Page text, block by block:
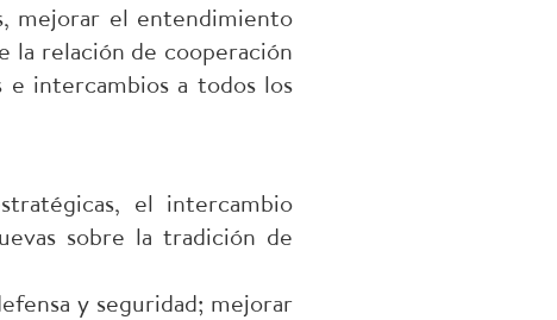
mejorar el entendimiento
la relación de cooperación
intercambios a todos los
el intercambio
sobre la tradición de
y seguridad; mejorar